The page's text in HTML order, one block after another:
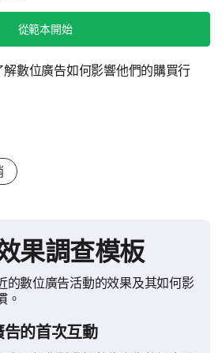
從範本開始
數位廣告如何影響他們的購買行
果調查模板
的數位廣告活動的效果及其如何影
。
的首次互動